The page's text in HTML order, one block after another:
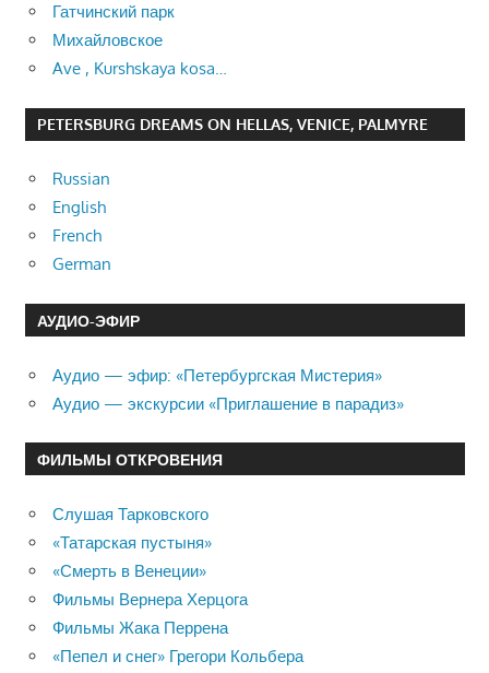
Гатчинский парк
Михайловское
Ave , Kurshskaya kosa…
PETERSBURG DREAMS ON HELLAS, VENICE, PALMYRE
Russian
English
French
German
АУДИО-ЭФИР
Аудио — эфир: «Петербургская Мистерия»
Аудио — экскурсии «Приглашение в парадиз»
ФИЛЬМЫ ОТКРОВЕНИЯ
Слушая Тарковского
«Татарская пустыня»
«Смерть в Венеции»
Фильмы Вернера Херцога
Фильмы Жака Перрена
«Пепел и снег» Грегори Кольбера